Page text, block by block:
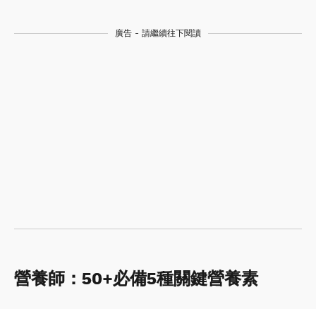
廣告 - 請繼續往下閱讀
營養師：50+必備5種關鍵營養素